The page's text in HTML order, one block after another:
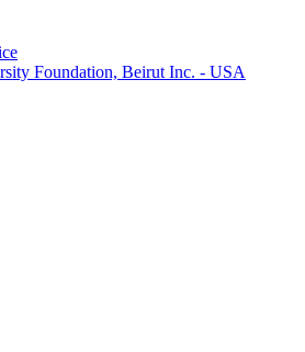
Foundation, Beirut Inc. - USA